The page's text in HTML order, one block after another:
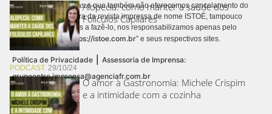
Alopecia: como manter a saúde dos
Folículos Capilares
PODCAST 29/10/24
O amor à Gastronomia: Michele Crispim
e a intimidade com a cozinha
realizamos cobranças e que também não oferecemos cancelamento do
contrato de assinatura da revista impressa de nome ISTOÉ, tampouco
autorizamos terceiros a fazê-lo, nos responsabilizamos apenas pelo
conteúdo digital “https://istoe.com.br” e seus respectivos sites.
Política de Privacidade | Assessoria de Imprensa:
grupoentre.imprensa@agenciafr.com.br